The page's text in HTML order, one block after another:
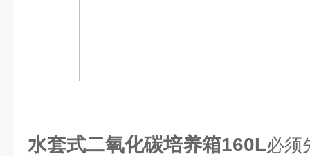
水套式二氧化碳培养箱160L必须